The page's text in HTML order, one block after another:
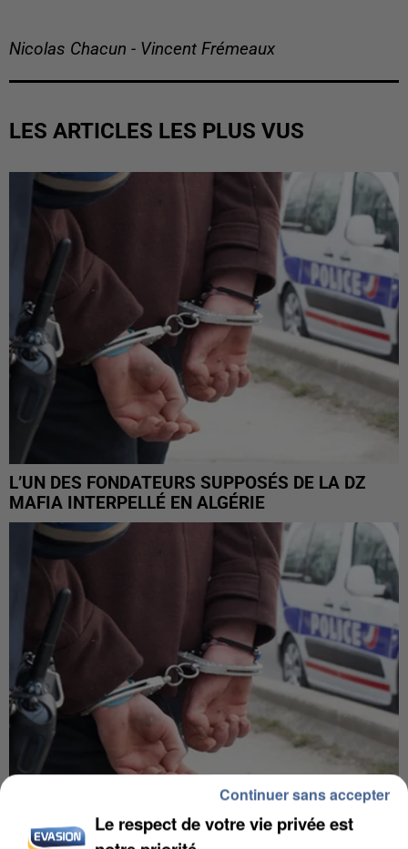
Nicolas Chacun - Vincent Frémeaux
LES ARTICLES LES PLUS VUS
L’UN DES FONDATEURS SUPPOSÉS DE LA DZ
MAFIA INTERPELLÉ EN ALGÉRIE
UN SECOND CADRE DE LA DZ MAFIA
Le respect de votre vie privée est
Continuer sans accepter